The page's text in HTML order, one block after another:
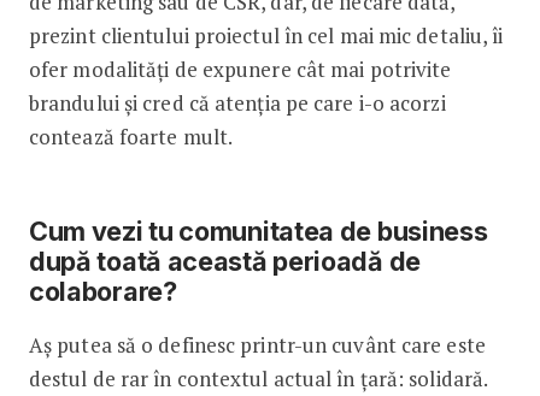
prezint clientului proiectul în cel mai mic detaliu, îi
ofer modalități de expunere cât mai potrivite
brandului și cred că atenția pe care i-o acorzi
contează foarte mult.
Cum vezi tu comunitatea de business
după toată această perioadă de
colaborare?
Aș putea să o definesc printr-un cuvânt care este
destul de rar în contextul actual în țară: solidară.